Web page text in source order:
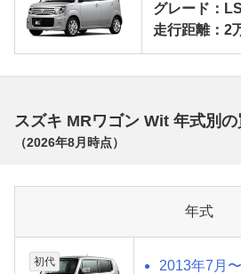
グレード：
走行距離：2
スズキ MRワゴン Wit 年式別
（2026年8月 時点）
年式
初代 2013年7月〜